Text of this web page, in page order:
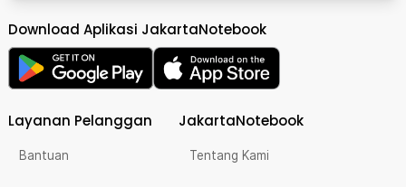
Download Aplikasi JakartaNotebook
Layanan Pelanggan
Bantuan
JakartaNotebook
Tentang Kami